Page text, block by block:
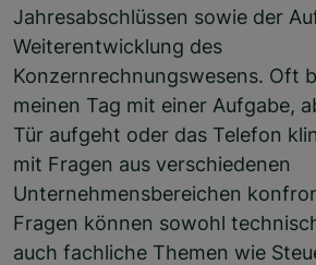
Jahresabschlüssen sowie der
Weiterentwicklung des
Konzernrechnungswesens. Oft
meinen Tag mit einer Aufgabe,
Tür aufgeht oder das Telefon
mit Fragen aus verschiedenen
Unternehmensbereichen
Fragen können sowohl
auch fachliche Themen wie